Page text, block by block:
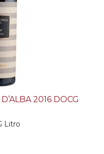
2016 DOCG
Litro